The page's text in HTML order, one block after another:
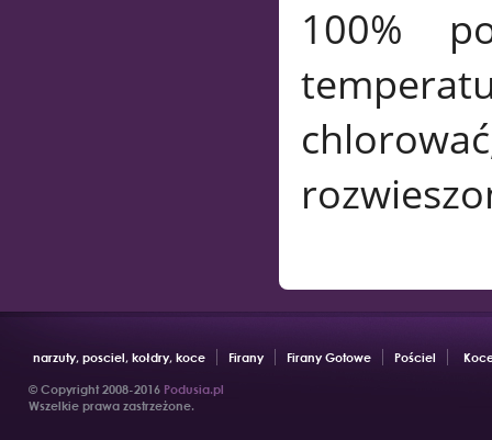
100%
narzuty, posciel, kołdry, koce Firany Firany Gotowe Pościel
© Copyright 2008-2016 Podusia.pl
Wszelkie prawa zastrzeżone.